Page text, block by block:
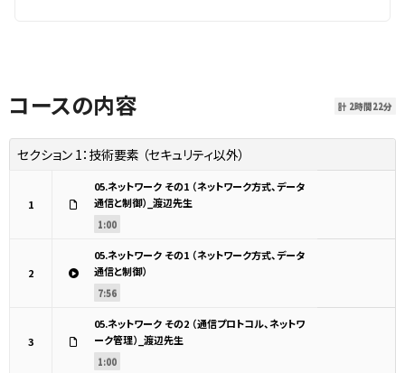
コースの内容 計 2時間22分
セクション 1： 技術要素 （セキュリティ以外）
1
05.ネットワーク その1 （ネットワーク方式、データ
通信と制御）_渡辺先生
1:00
2
05.ネットワーク その1 （ネットワーク方式、データ
通信と制御）
7:56
3
05.ネットワーク その2 （通信プロトコル、ネットワ
ーク管理）_渡辺先生
1:00